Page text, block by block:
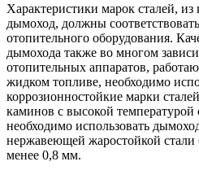
Характеристики марок сталей, из
дымоход, должны
отопительного оборудования.
дымохода также во многом
отопительных аппаратов,
жидком топливе, необходимо
коррозионностойкие марки
каминов с высокой температурой
необходимо использовать
нержавеющей жаростойкой
менее 0,8 мм.